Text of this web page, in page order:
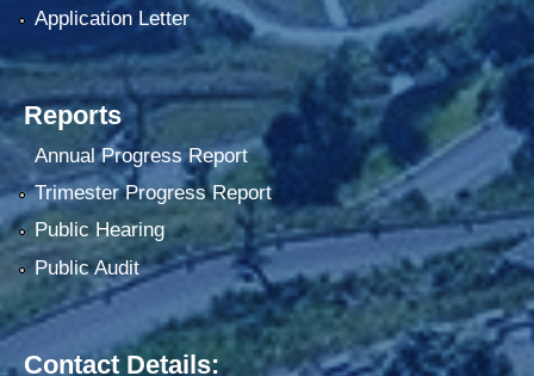
Application Letter
Reports
Annual Progress Report
Trimester Progress Report
Public Hearing
Public Audit
Contact Details: